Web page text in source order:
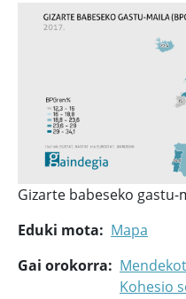
Gizarte babeseko gastu-
Eduki mota
Mapa
Gai orokorra
Kohesio